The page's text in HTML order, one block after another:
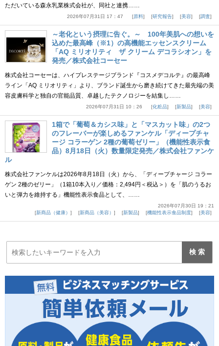
ただいている森永乳業株式会社が、同社と連携……
2026年07月31日 17：47 原料 研究報告 美容 調査
～老化という摂理に告ぐ。～ 100年美肌への想いを
込めた最高峰（※1）の高機能エッセンスクリーム
「AQ ミリオリティ ザ クリーム デコラシオン」を
発売／株式会社コーセー
株式会社コーセーは、ハイプレステージブランド『コスメデコルテ』の最高峰
ライン「AQ ミリオリティ」より、ブランド誕生から磨き続けてきた最先端の美
容皮膚科学と独自の官能品質、卓越したテクノロジーを結集し……
2026年07月31日 10：26 化粧品 新製品 美容
1箱で「葡萄＆カシス味」と「マスカット味」の2つ
のフレーバーが楽しめるファンケル「ディープチャ
ージ コラーゲン 2種の葡萄ゼリー」（機能性表示食
品）8月18日（火）数量限定発売／株式会社ファンケ
ル
株式会社ファンケルは2026年8月18日（火）から、「ディープチャージ コラー
ゲン 2種のゼリー」（1箱10本入り／価格：2,494円＜税込＞）を「肌のうるお
いと弾力を維持する」機能性表示食品として、……
2026年07月30日 19：21
新商品（健康）
新商品（美容） 新製品 機能性表示食品制度 美容